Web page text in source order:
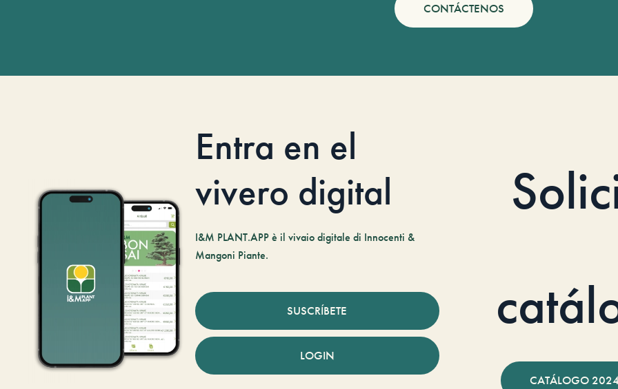
CONTÁCTENOS
Entra en el
vivero digital
I&M PLANT.APP è il vivaio digitale di Innocenti &
Mangoni Piante.
SUSCRÍBETE
LOGIN
CATÁLOGO